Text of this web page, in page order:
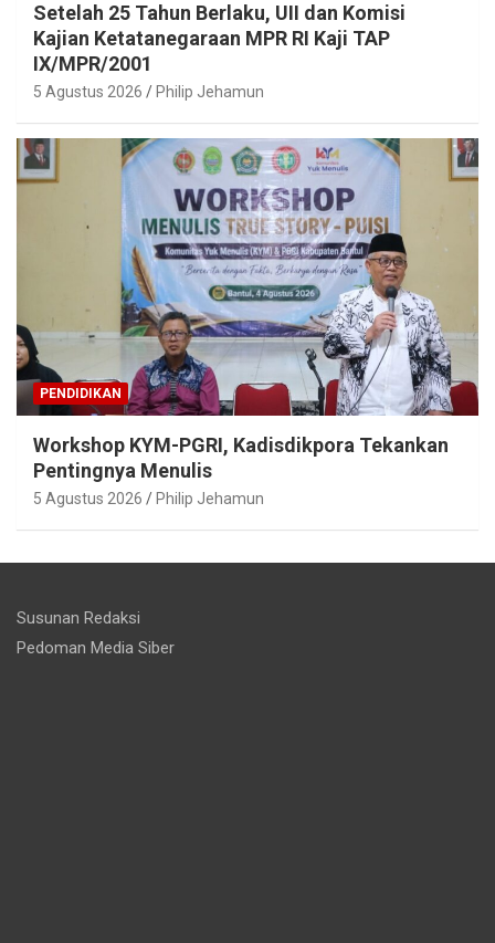
Setelah 25 Tahun Berlaku, UII dan Komisi
Kajian Ketatanegaraan MPR RI Kaji TAP
IX/MPR/2001
5 Agustus 2026 Philip Jehamun
PENDIDIKAN
Workshop KYM-PGRI, Kadisdikpora Tekankan
Pentingnya Menulis
5 Agustus 2026 Philip Jehamun
Susunan Redaksi
Pedoman Media Siber